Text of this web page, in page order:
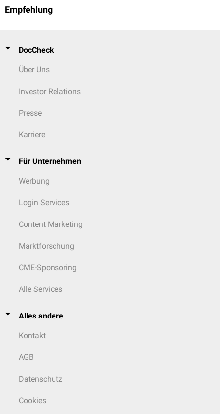
Empfehlung
DocCheck
Über Uns
Investor Relations
Presse
Karriere
Für Unternehmen
Werbung
Login Services
Content Marketing
Marktforschung
CME-Sponsoring
Alle Services
Alles andere
Kontakt
AGB
Datenschutz
Cookies